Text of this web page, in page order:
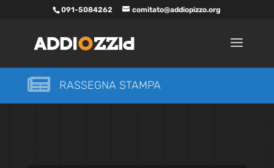
091-5084262 comitato@addiopizzo.org
 RASSEGNA STAMPA